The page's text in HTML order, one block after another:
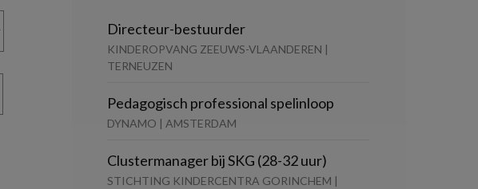
Directeur-bestuurder
KINDEROPVANG ZEEUWS-VLAANDEREN |
TERNEUZEN
Pedagogisch professional spelinloop
DYNAMO | AMSTERDAM
Clustermanager bij SKG (28-32 uur)
STICHTING KINDERCENTRA GORINCHEM |